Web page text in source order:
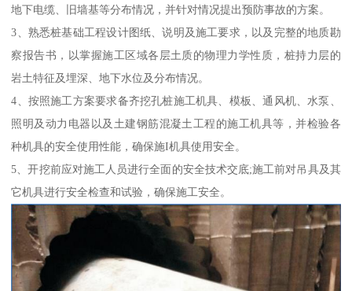
地下电缆、旧墙基等分布情况，并针对情况提出预防事故的方案。
3、熟悉桩基础工程设计图纸、说明及施工要求，以及完整的地质勘
察报告书，以掌握施工区域各层土质的物理力学性质，桩持力层的
岩土特征及埋深、地下水位及分布情况。
4、按照施工方案要求备齐挖孔桩施工机具、模板、通风机、水泵、
照明及动力电器以及土建钢筋混凝土工程的施工机具等，并检验各
种机具的安全使用性能，确保施I机具使用安全。
5、开挖前应对施工人员进行全面的安全技术交底;施工前对吊具及其
它机具进行安全检查和试验，确保施工安全。